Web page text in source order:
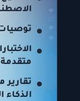
توصيات
متقدمة
الذكاء